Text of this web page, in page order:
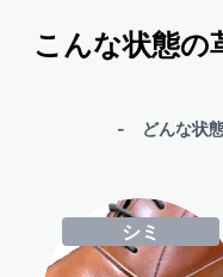
こんな状態の
- どんな状
シミ